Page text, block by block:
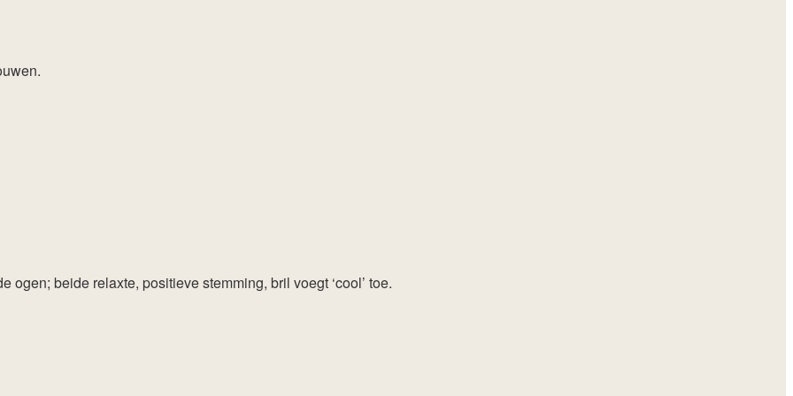
beide relaxte, positieve stemming, bril voegt ‘cool’ toe.